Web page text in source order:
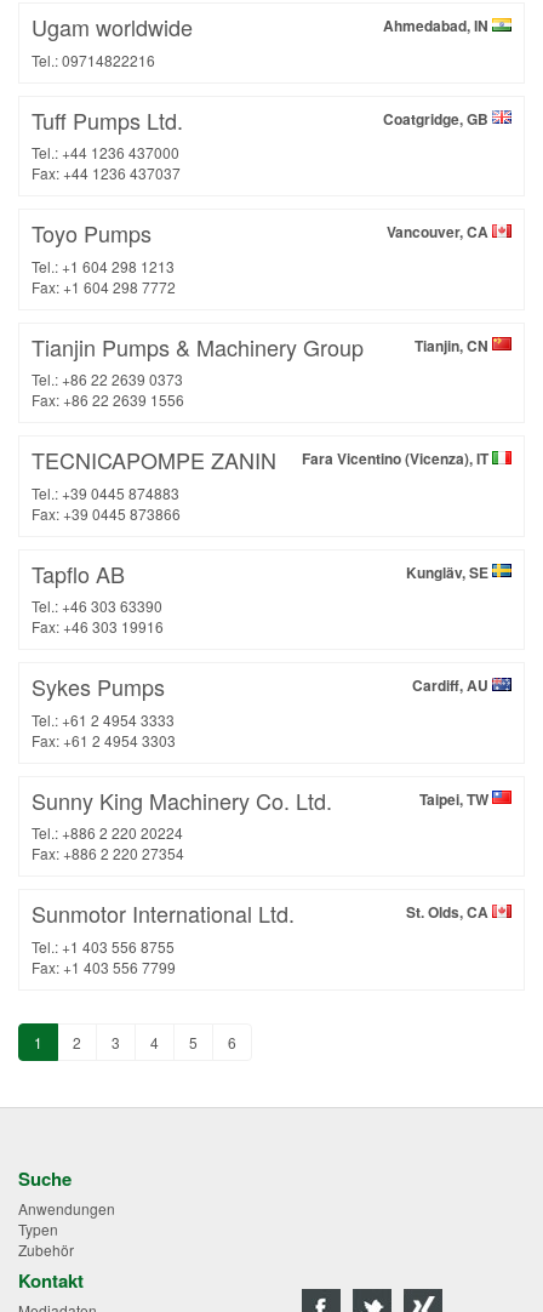
Ahmedabad, IN
Ugam worldwide
Tel.: 09714822216
Coatgridge, GB
Tuff Pumps Ltd.
Tel.: +44 1236 437000
Fax: +44 1236 437037
Vancouver, CA
Toyo Pumps
Tel.: +1 604 298 1213
Fax: +1 604 298 7772
Tianjin, CN
Tianjin Pumps & Machinery Group
Tel.: +86 22 2639 0373
Fax: +86 22 2639 1556
Fara Vicentino (Vicenza), IT
TECNICAPOMPE ZANIN
Tel.: +39 0445 874883
Fax: +39 0445 873866
Kungläv, SE
Tapflo AB
Tel.: +46 303 63390
Fax: +46 303 19916
Cardiff, AU
Sykes Pumps
Tel.: +61 2 4954 3333
Fax: +61 2 4954 3303
Taipei, TW
Sunny King Machinery Co. Ltd.
Tel.: +886 2 220 20224
Fax: +886 2 220 27354
St. Olds, CA
Sunmotor International Ltd.
Tel.: +1 403 556 8755
Fax: +1 403 556 7799
1 2 3 4 5 6
Suche
Anwendungen
Typen
Zubehör
Kontakt